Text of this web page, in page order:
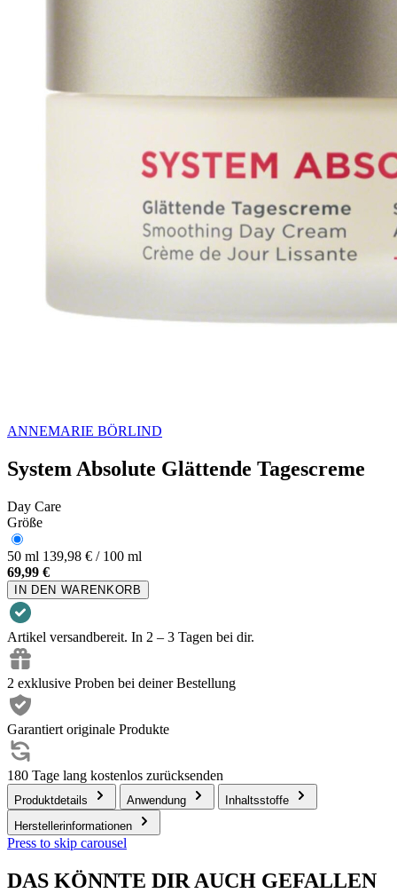
ANNEMARIE BÖRLIND
System Absolute Glättende Tagescreme
Day Care
Größe
50 ml 139,98 € / 100 ml
69,99 €
IN DEN WARENKORB
Artikel versandbereit. In 2 – 3 Tagen bei dir.
2 exklusive Proben bei deiner Bestellung
Garantiert originale Produkte
180 Tage lang kostenlos zurücksenden
Produktdetails Anwendung
Inhaltsstoffe
Herstellerinformationen
Press to skip carousel
DAS KÖNNTE DIR AUCH GEFALLEN